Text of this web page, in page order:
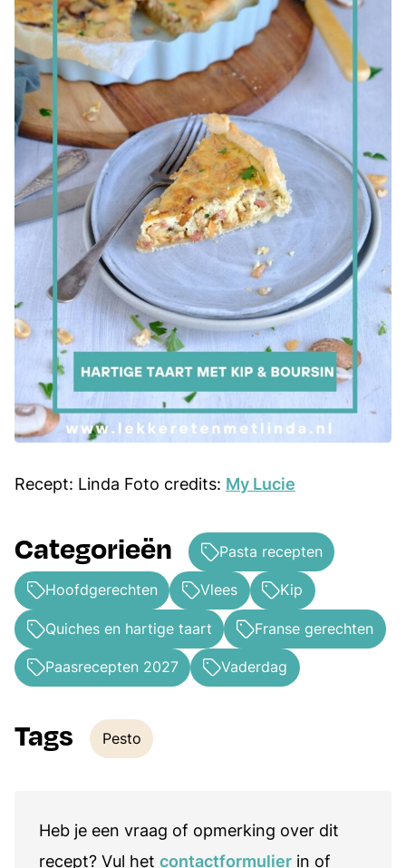
Recept: Linda Foto credits: My Lucie
Categorieën Pasta recepten
Hoofdgerechten Vlees Kip
Quiches en hartige taart Franse gerechten
Paasrecepten 2027 Vaderdag
Tags
Tags
Pesto
Heb je een vraag of opmerking over dit
recept? Vul het contactformulier in of